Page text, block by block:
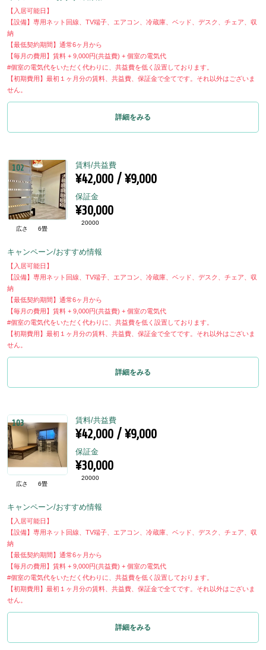
【入居可能日】
【設備】専用ネット回線、TV端子、エアコン、冷蔵庫、ベッド、デスク、チェア、収
納
【最低契約期間】通常6ヶ月から
【毎月の費用】賃料 + 9,000円(共益費) + 個室の電気代
#個室の電気代をいただく代わりに、共益費を低く設置しております。
【初期費用】最初１ヶ月分の賃料、共益費、保証金で全てです。それ以外はございま
せん。
詳細をみる
102
広さ 6畳
賃料/共益費
¥42,000 / ¥9,000
保証金
¥30,000
20000
キャンペーン/おすすめ情報
【入居可能日】
【設備】専用ネット回線、TV端子、エアコン、冷蔵庫、ベッド、デスク、チェア、収
納
【最低契約期間】通常6ヶ月から
【毎月の費用】賃料 + 9,000円(共益費) + 個室の電気代
#個室の電気代をいただく代わりに、共益費を低く設置しております。
【初期費用】最初１ヶ月分の賃料、共益費、保証金で全てです。それ以外はございま
せん。
詳細をみる
103
広さ 6畳
賃料/共益費
¥42,000 / ¥9,000
保証金
¥30,000
20000
キャンペーン/おすすめ情報
【入居可能日】
【設備】専用ネット回線、TV端子、エアコン、冷蔵庫、ベッド、デスク、チェア、収
納
【最低契約期間】通常6ヶ月から
【毎月の費用】賃料 + 9,000円(共益費) + 個室の電気代
#個室の電気代をいただく代わりに、共益費を低く設置しております。
【初期費用】最初１ヶ月分の賃料、共益費、保証金で全てです。それ以外はございま
せん。
詳細をみる